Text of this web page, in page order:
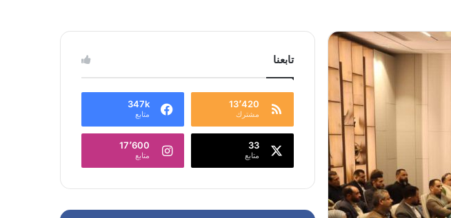
تابعنا
13٬420
مشترك
347k
متابع
33
متابع
17٬600
متابع